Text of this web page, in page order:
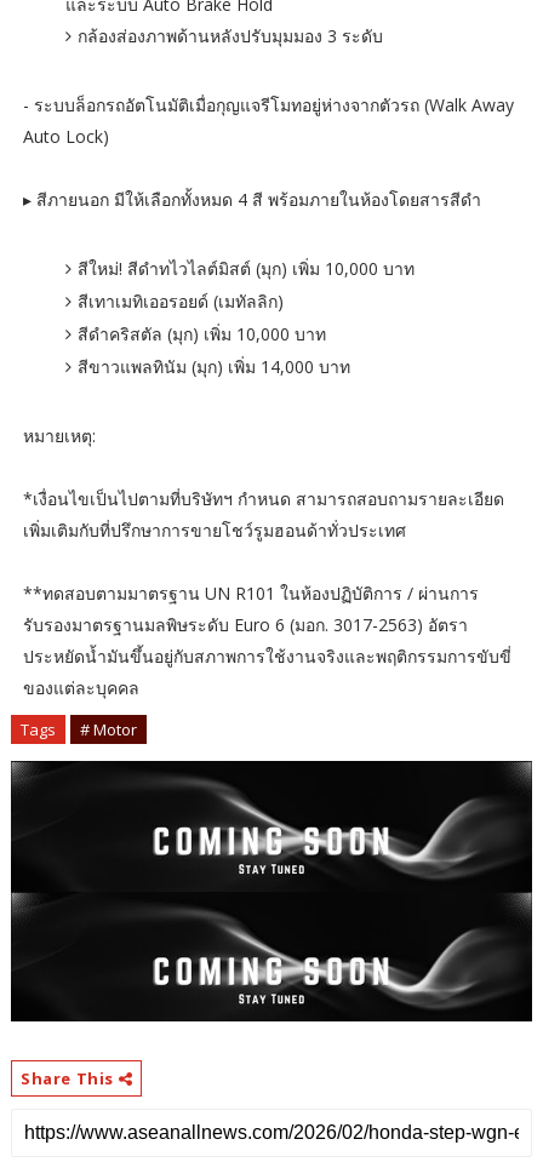
และระบบ Auto Brake Hold
กล้องส่องภาพด้านหลังปรับมุมมอง 3 ระดับ
- ระบบล็อกรถอัตโนมัติเมื่อกุญแจรีโมทอยู่ห่างจากตัวรถ (Walk Away
Auto Lock)
▸ สีภายนอก มีให้เลือกทั้งหมด 4 สี พร้อมภายในห้องโดยสารสีดำ
สีใหม่! สีดำทไวไลต์มิสต์ (มุก) เพิ่ม 10,000 บาท
สีเทาเมทิเออรอยด์ (เมทัลลิก)
สีดำคริสตัล (มุก) เพิ่ม 10,000 บาท
สีขาวแพลทินัม (มุก) เพิ่ม 14,000 บาท
หมายเหตุ:
*เงื่อนไขเป็นไปตามที่บริษัทฯ กำหนด สามารถสอบถามรายละเอียด
เพิ่มเติมกับที่ปรึกษาการขายโชว์รูมฮอนด้าทั่วประเทศ
**ทดสอบตามมาตรฐาน UN R101 ในห้องปฏิบัติการ / ผ่านการ
รับรองมาตรฐานมลพิษระดับ Euro 6 (มอก. 3017-2563) อัตรา
ประหยัดน้ำมันขึ้นอยู่กับสภาพการใช้งานจริงและพฤติกรรมการขับขี่
ของแต่ละบุคคล
Tags # Motor
Share This